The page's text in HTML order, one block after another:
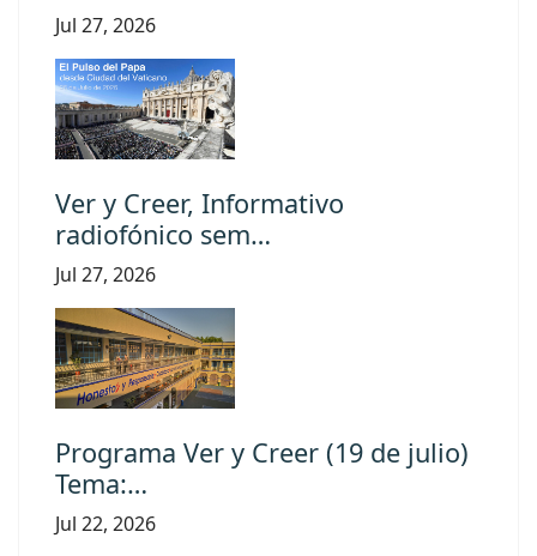
Jul 27, 2026
Ver y Creer, Informativo
radiofónico sem…
Jul 27, 2026
Programa Ver y Creer (19 de julio)
Tema:…
Jul 22, 2026